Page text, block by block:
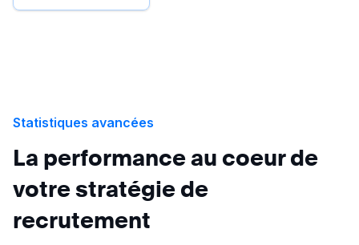
Statistiques avancées
La performance au coeur de
votre stratégie de
recrutement